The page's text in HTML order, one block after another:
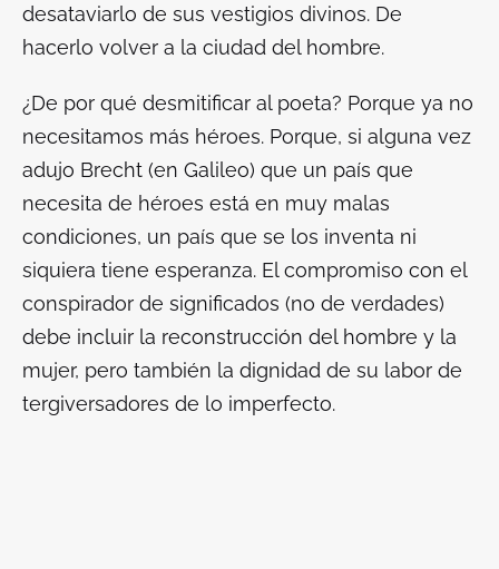
desataviarlo de sus vestigios divinos. De
hacerlo volver a la ciudad del hombre.
¿De por qué desmitificar al poeta? Porque ya no
necesitamos más héroes. Porque, si alguna vez
adujo Brecht (en Galileo) que un país que
necesita de héroes está en muy malas
condiciones, un país que se los inventa ni
siquiera tiene esperanza. El compromiso con el
conspirador de significados (no de verdades)
debe incluir la reconstrucción del hombre y la
mujer, pero también la dignidad de su labor de
tergiversadores de lo imperfecto.